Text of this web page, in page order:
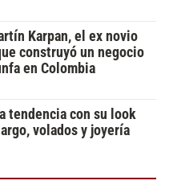
Karpan, el ex novio
construyó un negocio
en Colombia
tendencia con su look
volados y joyería